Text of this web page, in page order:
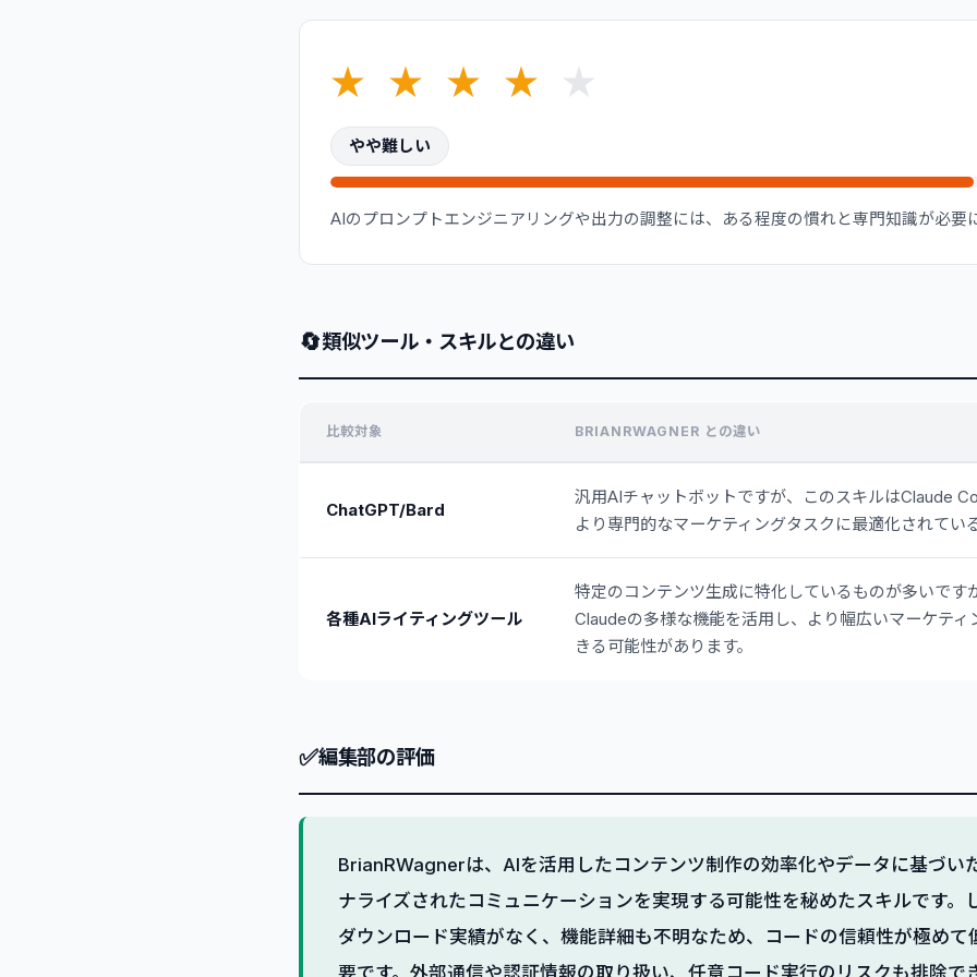
★ ★ ★ ★ ★
やや難しい
AIのプロンプトエンジニアリングや出力の調整には、ある程度の慣れと専門知識が必要
🔄類似ツール・スキルとの違い
比較対象 BRIANRWAGNER との違い
ChatGPT/Bard
汎用AIチャットボットですが、このスキルはClaude
より専門的なマーケティングタスクに最適化されてい
各種AIライティングツール
特定のコンテンツ生成に特化しているものが多いです
Claudeの多様な機能を活用し、より幅広いマーケティ
きる可能性があります。
✅編集部の評価
BrianRWagnerは、AIを活用したコンテンツ制作の効率化やデータに基づい
ナライズされたコミュニケーションを実現する可能性を秘めたスキルです。
ダウンロード実績がなく、機能詳細も不明なため、コードの信頼性が極めて